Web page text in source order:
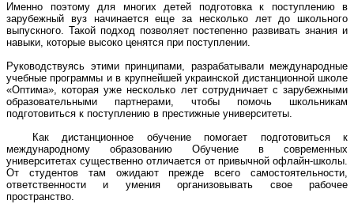
Именно поэтому для многих детей подготовка к поступлению в
зарубежный вуз начинается еще за несколько лет до школьного
выпускного. Такой подход позволяет постепенно развивать знания и
навыки, которые высоко ценятся при поступлении.
Руководствуясь этими принципами, разрабатывали международные
учебные программы и в крупнейшей украинской дистанционной школе
«Оптима», которая уже несколько лет сотрудничает с зарубежными
образовательными партнерами, чтобы помочь школьникам
подготовиться к поступлению в престижные университеты.
Как дистанционное обучение помогает подготовиться к
международному образованию Обучение в современных
университетах существенно отличается от привычной офлайн-школы.
От студентов там ожидают прежде всего самостоятельности,
ответственности и умения организовывать свое рабочее
пространство.